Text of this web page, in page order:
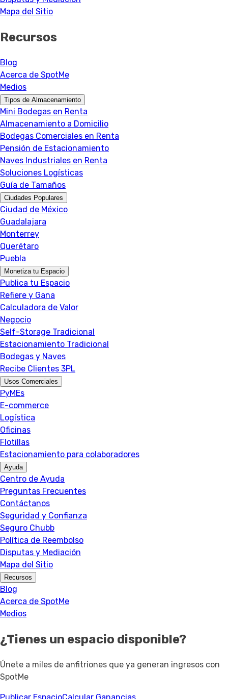
Mapa del Sitio
Recursos
Blog
Acerca de SpotMe
Medios
Tipos de Almacenamiento
Mini Bodegas en Renta
Almacenamiento a Domicilio
Bodegas Comerciales en Renta
Pensión de Estacionamiento
Naves Industriales en Renta
Soluciones Logísticas
Guía de Tamaños
Ciudades Populares
Ciudad de México
Guadalajara
Monterrey
Querétaro
Puebla
Monetiza tu Espacio
Publica tu Espacio
Refiere y Gana
Calculadora de Valor
Negocio
Self-Storage Tradicional
Estacionamiento Tradicional
Bodegas y Naves
Recibe Clientes 3PL
Usos Comerciales
PyMEs
E-commerce
Logística
Oficinas
Flotillas
Estacionamiento para colaboradores
Ayuda
Centro de Ayuda
Preguntas Frecuentes
Contáctanos
Seguridad y Confianza
Seguro Chubb
Política de Reembolso
Disputas y Mediación
Mapa del Sitio
Recursos
Blog
Acerca de SpotMe
Medios
¿Tienes un espacio disponible?
Únete a miles de anfitriones que ya generan ingresos con
SpotMe
Publicar EspacioCalcular Ganancias